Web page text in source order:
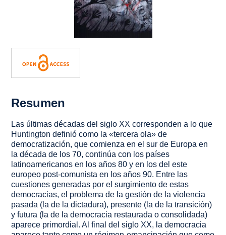
Resumen
Las últimas décadas del siglo XX corresponden a lo que
Huntington definió como la «tercera ola» de
democratización, que comienza en el sur de Europa en
la década de los 70, continúa con los países
latinoamericanos en los años 80 y en los del este
europeo post-comunista en los años 90. Entre las
cuestiones generadas por el surgimiento de estas
democracias, el problema de la gestión de la violencia
pasada (la de la dictadura), presente (la de la transición)
y futura (la de la democracia restaurada o consolidada)
aparece primordial. Al final del siglo XX, la democracia